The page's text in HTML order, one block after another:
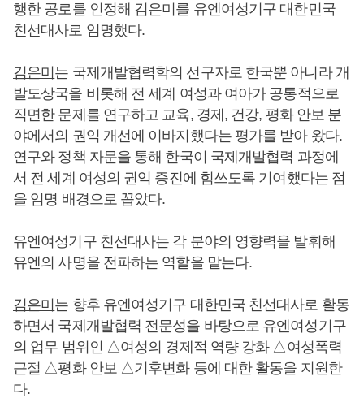
행한 공로를 인정해 김은미 를 유엔여성기구 대한민국
친선대사로 임명했다.
김은미 는 국제개발협력학의 선구자로 한국뿐 아니라 개
발도상국을 비롯해 전 세계 여성과 여아가 공통적으로
직면한 문제를 연구하고 교육, 경제, 건강, 평화 안보 분
야에서의 권익 개선에 이바지했다는 평가를 받아 왔다.
연구와 정책 자문을 통해 한국이 국제개발협력 과정에
서 전 세계 여성의 권익 증진에 힘쓰도록 기여했다는 점
을 임명 배경으로 꼽았다.
유엔여성기구 친선대사는 각 분야의 영향력을 발휘해
유엔의 사명을 전파하는 역할을 맡는다.
김은미 는 향후 유엔여성기구 대한민국 친선대사로 활동
하면서 국제개발협력 전문성을 바탕으로 유엔여성기구
의 업무 범위인 △여성의 경제적 역량 강화 △여성폭력
근절 △평화 안보 △기후변화 등에 대한 활동을 지원한
다.